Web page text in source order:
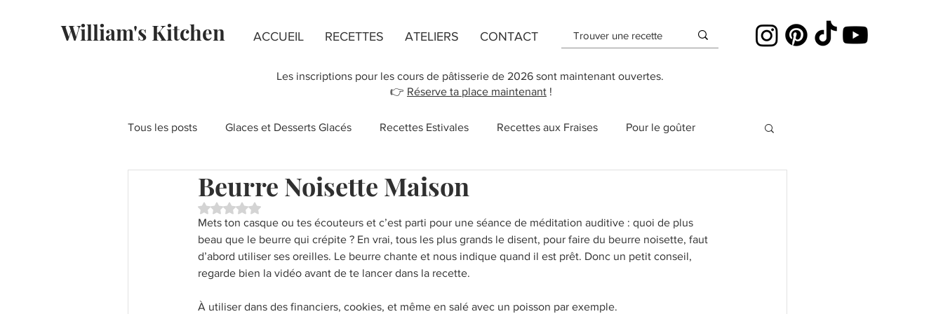
William's Kitchen ACCUEIL RECETTES ATELIERS CONTACT
Les inscriptions pour les cours de pâtisserie de 2026 sont maintenant ouvertes.
👉 Réserve ta place maintenant !
Tous les posts Glaces et Desserts Glacés Recettes Estivales Recettes aux Fraises Pour le goûter
Fondants au chocolat Recettes de Flans Recette de Cookies
Recettes à la Pistache Fête des Mères New York Recettes Vegan Cupcakes Cheesecakes
Beurre Noisette Maison
Noté NaN étoiles sur 5.
Mets ton casque ou tes écouteurs et c’est parti pour une séance de méditation auditive : quoi de plus
beau que le beurre qui crépite ? En vrai, tous les plus grands le disent, pour faire du beurre noisette, faut
d’abord utiliser ses oreilles. Le beurre chante et nous indique quand il est prêt. Donc un petit conseil,
regarde bien la vidéo avant de te lancer dans la recette.
À utiliser dans des financiers, cookies, et même en salé avec un poisson par exemple.